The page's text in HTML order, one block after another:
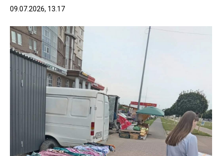
09.07.2026, 13.17